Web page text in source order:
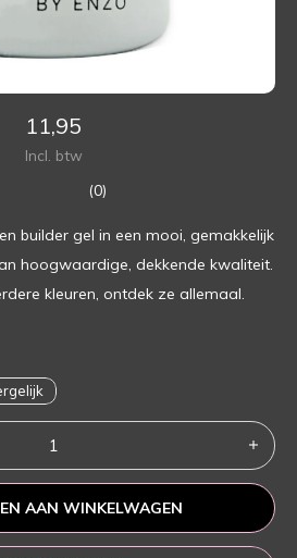
11,95
Incl. btw
(0)
builder gel in een mooi, gemakkelijk
hoogwaardige, dekkende kwaliteit.
kleuren, ontdek ze allemaal.
AAN WINKELWAGEN